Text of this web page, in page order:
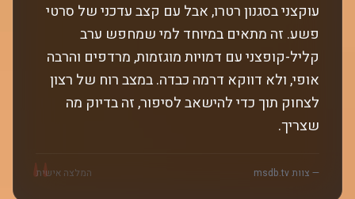
"
עוקצני בסגנון רטרו, אבל עם קצב עדכני של סרטי
פשע. זה מתאים במיוחד למי שמחפש ערב
קליל-קופצני עם דמויות מוגזמות, מרדפים והרבה
אופי, ולא דווקא דרמה כבדה. במצב רוח של רצון
לצחוק תוך כדי להישאב לסיפור, זה בדיוק מה
שצריך.
— צוות msdb.tv המלצה אישית